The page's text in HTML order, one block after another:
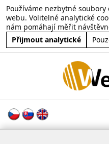
Používáme nezbytné
webu. Volitelné analytické
nám pomáhají měřit
Přijmout analytické